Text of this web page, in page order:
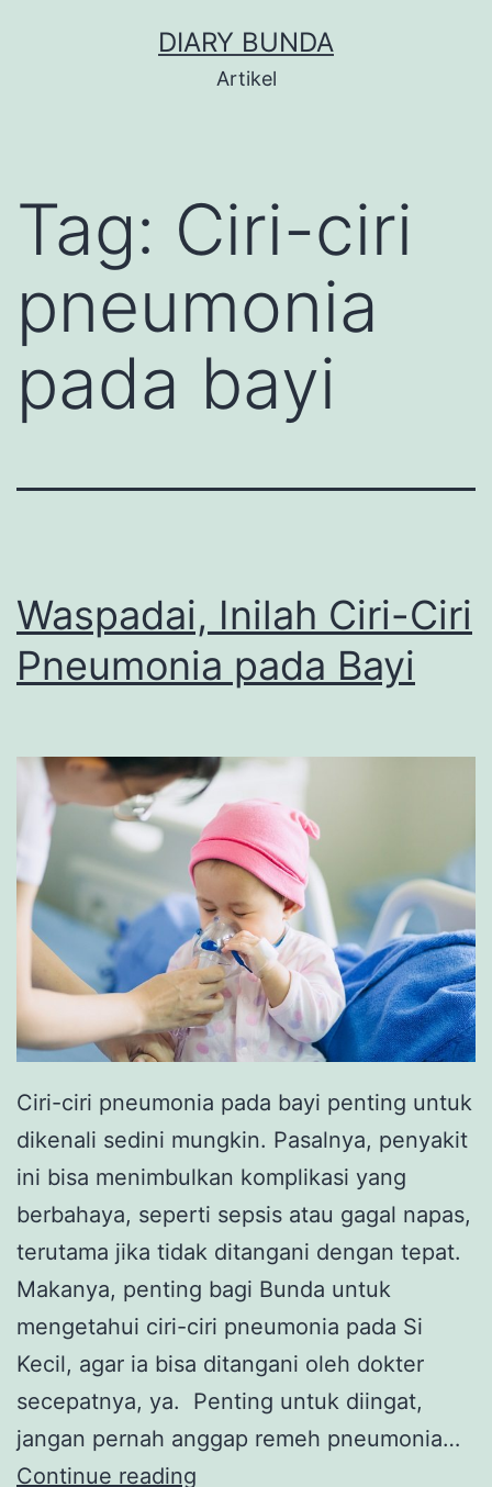
DIARY BUNDA
Artikel
Tag: Ciri-ciri
pneumonia
pada bayi
Waspadai, Inilah Ciri-Ciri
Pneumonia pada Bayi
Ciri-ciri pneumonia pada bayi penting untuk
dikenali sedini mungkin. Pasalnya, penyakit
ini bisa menimbulkan komplikasi yang
berbahaya, seperti sepsis atau gagal napas,
terutama jika tidak ditangani dengan tepat.
Makanya, penting bagi Bunda untuk
mengetahui ciri-ciri pneumonia pada Si
Kecil, agar ia bisa ditangani oleh dokter
secepatnya, ya. Penting untuk diingat,
jangan pernah anggap remeh pneumonia…
Continue reading